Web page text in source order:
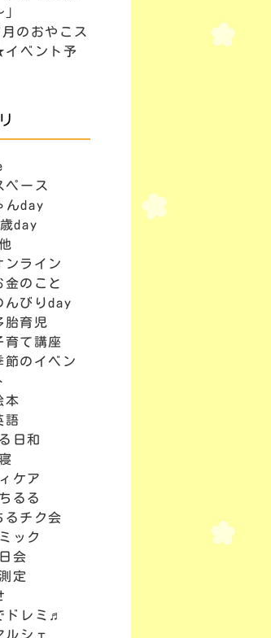
のおやこス
ベント予
ペース
んday
day
ンライン
金のこと
んびりday
胎育児
育て講座
節のイベン
本
語
日和
ケア
るる
るチク会
ック
会
定
ドレミ♬
ルシェ